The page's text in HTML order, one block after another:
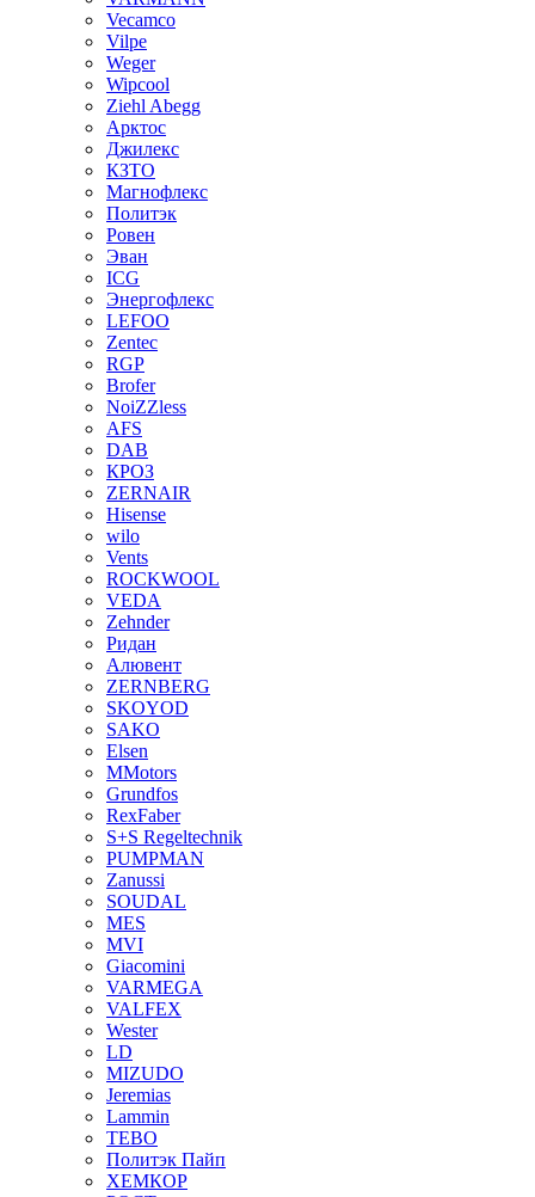
Vecamco
Vilpe
Weger
Wipcool
Ziehl Abegg
Арктос
Джилекс
КЗТО
Магнофлекс
Политэк
Ровен
Эван
ICG
Энергофлекс
LEFOO
Zentec
RGP
Brofer
NoiZZless
AFS
DAB
КРОЗ
ZERNAIR
Hisense
wilo
Vents
ROCKWOOL
VEDA
Zehnder
Ридан
Алювент
ZERNBERG
SKOYOD
SAKO
Elsen
MMotors
Grundfos
RexFaber
S+S Regeltechnik
PUMPMAN
Zanussi
SOUDAL
MES
MVI
Giacomini
VARMEGA
VALFEX
Wester
LD
MIZUDO
Jeremias
Lammin
TEBO
Политэк Пайп
ХЕМКОР